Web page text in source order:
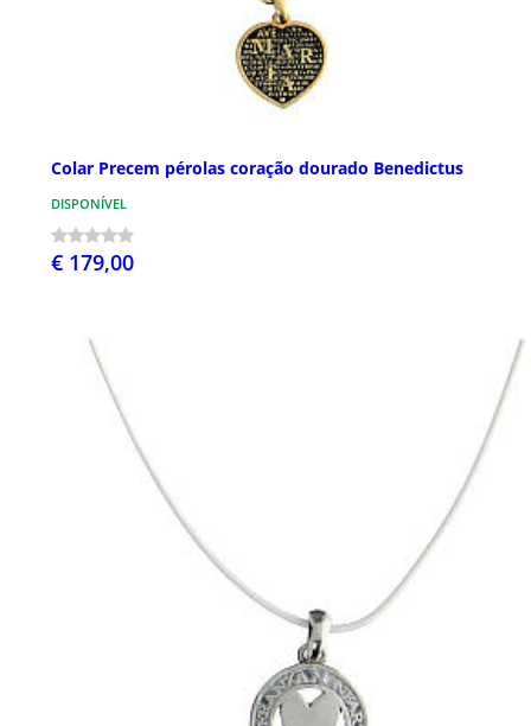
Colar Precem pérolas coração dourado Benedictus
DISPONÍVEL
€ 179,00